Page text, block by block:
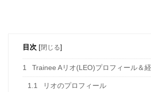
目次 [閉じる]
1 Trainee Aリオ(LEO)プロフィール＆
1.1 リオのプロフィール